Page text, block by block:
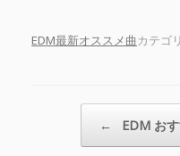
EDM最新オススメ曲カテゴ
← EDM お